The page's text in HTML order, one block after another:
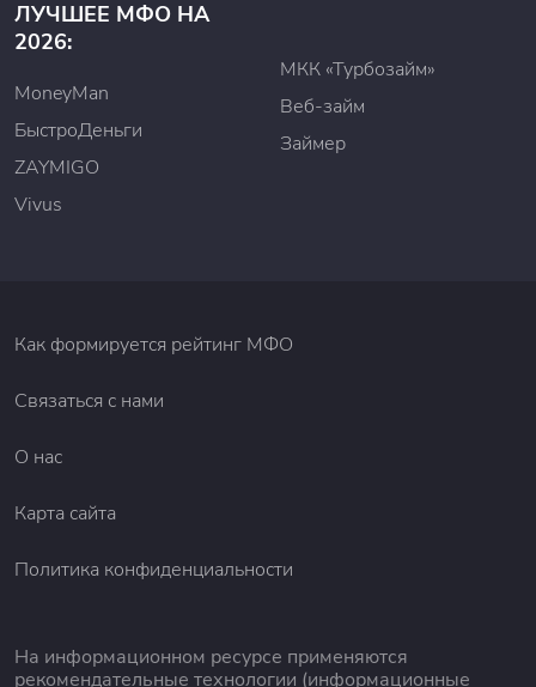
ЛУЧШЕЕ МФО НА
2026:
MoneyMan
БыстроДеньги
ZAYMIGO
Vivus
МКК «Турбозайм»
Веб-займ
Займер
Как формируется рейтинг МФО
Связаться с нами
О нас
Карта сайта
Политика конфиденциальности
На информационном ресурсе применяются
рекомендательные технологии (информационные